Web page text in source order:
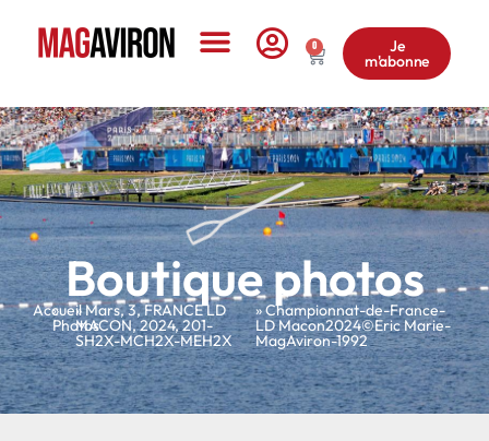
0 Je
m'abonne
Boutique photos
Accueil
»
Photos
»Mars,3,FRANCE LD
MACON,2024,201-
SH2X-MCH2X-MEH2X
» Championnat-de-France-
LD Macon2024©Eric Marie-
MagAviron-1992